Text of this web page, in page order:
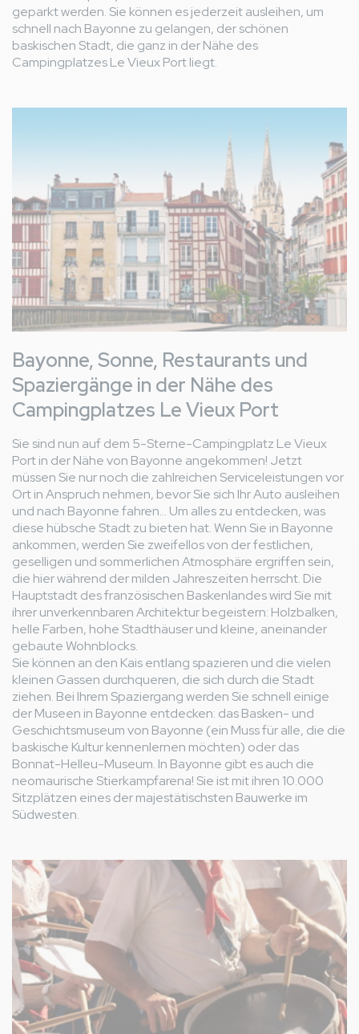
geparkt werden. Sie können es jederzeit ausleihen, um
schnell nach Bayonne zu gelangen, der schönen
baskischen Stadt, die ganz in der Nähe des
Campingplatzes Le Vieux Port liegt.
Bayonne, Sonne, Restaurants und
Spaziergänge in der Nähe des
Campingplatzes Le Vieux Port
Sie sind nun auf dem 5-Sterne-Campingplatz Le Vieux
Port in der Nähe von Bayonne angekommen! Jetzt
müssen Sie nur noch die zahlreichen Serviceleistungen vor
Ort in Anspruch nehmen, bevor Sie sich Ihr Auto ausleihen
und nach Bayonne fahren... Um alles zu entdecken, was
diese hübsche Stadt zu bieten hat. Wenn Sie in Bayonne
ankommen, werden Sie zweifellos von der festlichen,
geselligen und sommerlichen Atmosphäre ergriffen sein,
die hier während der milden Jahreszeiten herrscht. Die
Hauptstadt des französischen Baskenlandes wird Sie mit
ihrer unverkennbaren Architektur begeistern: Holzbalken,
helle Farben, hohe Stadthäuser und kleine, aneinander
gebaute Wohnblocks.
Sie können an den Kais entlang spazieren und die vielen
kleinen Gassen durchqueren, die sich durch die Stadt
ziehen. Bei Ihrem Spaziergang werden Sie schnell einige
der Museen in Bayonne entdecken: das Basken- und
Geschichtsmuseum von Bayonne (ein Muss für alle, die die
baskische Kultur kennenlernen möchten) oder das
Bonnat-Helleu-Museum. In Bayonne gibt es auch die
neomaurische Stierkampfarena! Sie ist mit ihren 10.000
Sitzplätzen eines der majestätischsten Bauwerke im
Südwesten.
Bild